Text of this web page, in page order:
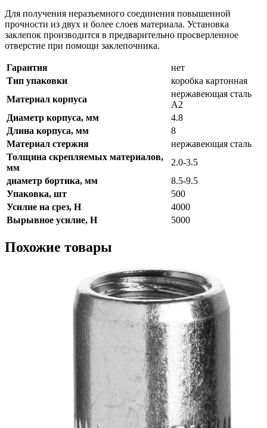
Для получения неразъемного соединения повышенной
прочности из двух и более слоев материала. Установка
заклепок производится в предварительно просверленное
отверстие при помощи заклепочника.
Гарантия
нет
Тип упаковки
коробка картонная
Материал корпуса
нержавеющая сталь
А2
Диаметр корпуса, мм
4.8
Длина корпуса, мм
8
Материал стержня
нержавеющая сталь
Толщина скрепляемых материалов,
мм
2.0-3.5
диаметр бортика, мм
8.5-9.5
Упаковка, шт
500
Усилие на срез, Н
4000
Вырывное усилие, Н
5000
Похожие товары